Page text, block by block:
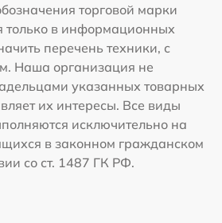
торговой марки
только в информационных
перечень техники, с
Наша организация не
указанных товарных
их интересы. Все виды
исключительно на
в законном гражданском
со ст. 1487 ГК РФ.